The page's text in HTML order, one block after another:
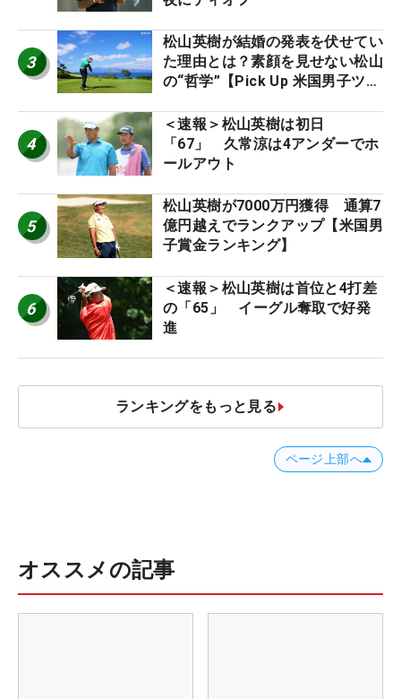
3
松山英樹が結婚の発表を伏せてい
た理由とは？素顔を見せない松山
の“哲学”【Pick Up 米国男子ツア
4
＜速報＞松山英樹は初日
「67」 久常涼は4アンダーでホ
ールアウト
5
松山英樹が7000万円獲得 通算7
億円越えでランクアップ【米国男
子賞金ランキング】
6
＜速報＞松山英樹は首位と4打差
の「65」 イーグル奪取で好発
進
ランキングをもっと見る
ページ上部へ
オススメの記事